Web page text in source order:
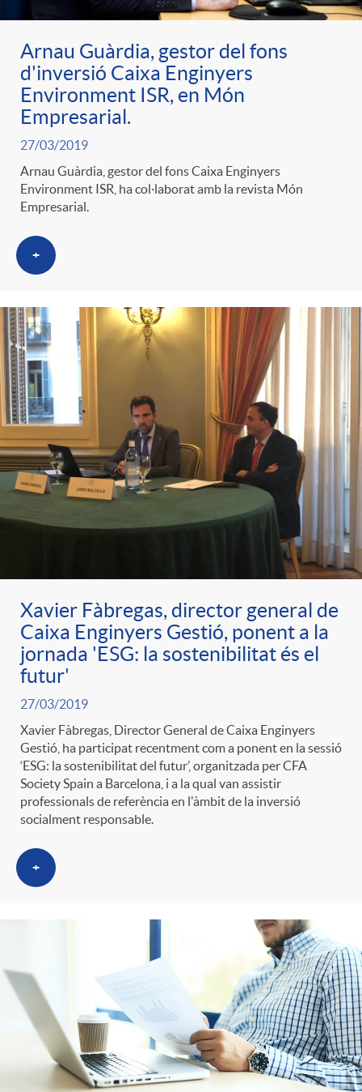
Arnau Guàrdia, gestor del fons
d'inversió Caixa Enginyers
Environment ISR, en Món
Empresarial.
27/03/2019
Arnau Guàrdia, gestor del fons Caixa Enginyers
Environment ISR, ha col·laborat amb la revista Món
Empresarial.
+
Xavier Fàbregas, director general de
Caixa Enginyers Gestió, ponent a la
jornada 'ESG: la sostenibilitat és el
futur'
27/03/2019
Xavier Fàbregas, Director General de Caixa Enginyers
Gestió, ha participat recentment com a ponent en la sessió
‘ESG: la sostenibilitat del futur’, organitzada per CFA
Society Spain a Barcelona, i a la qual van assistir
professionals de referència en l'àmbit de la inversió
socialment responsable.
+